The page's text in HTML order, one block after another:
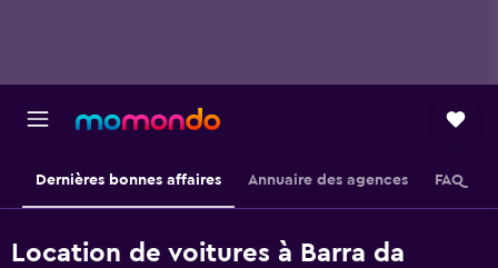
Dernières bonnes affaires Annuaire des agences FAQ
Location de voitures à Barra da